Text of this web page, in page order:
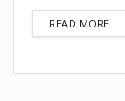
READ MORE